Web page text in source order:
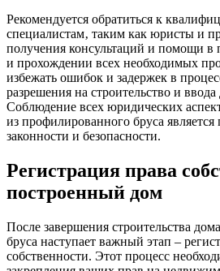
Рекомендуется обратиться к
специалистам‚ таким как юристы и
получения консультаций и помощи в
и прохождении всех необходимых
избежать ошибок и задержек в
разрешения на строительство и
Соблюдение всех юридических
из профилированного бруса является
законности и безопасности.
Регистрация права
построенный дом
После завершения строительства
бруса наступает важный этап –
собственности. Этот процесс